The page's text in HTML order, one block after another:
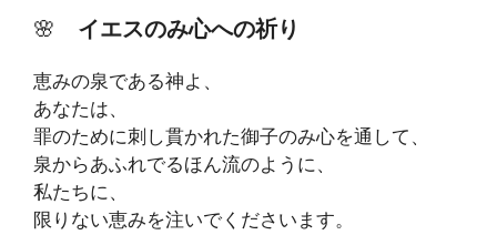
🌸 イエスのみ心への祈り
恵みの泉である神よ、
あなたは、
罪のために刺し貫かれた御子のみ心を通して、
泉からあふれでるほん流のように、
私たちに、
限りない恵みを注いでくださいます。